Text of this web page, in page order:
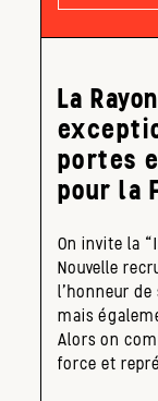
La
portes
pour la
On invite la
Nouvelle
l’honneur
mais
Alors on
force et